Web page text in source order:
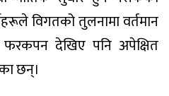
विगतको तुलनामा वर्तमान
फरकपन देखिए पनि अपेक्षित
छन्।